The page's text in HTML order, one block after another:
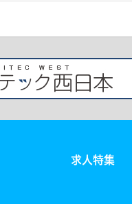
求人特集